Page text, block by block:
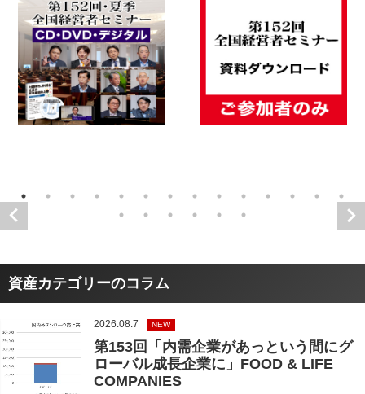
資産カテゴリーのコラム
2026.08.7 NEW
第153回「内需企業があっという間にグ
ローバル成長企業に」FOOD & LIFE
COMPANIES